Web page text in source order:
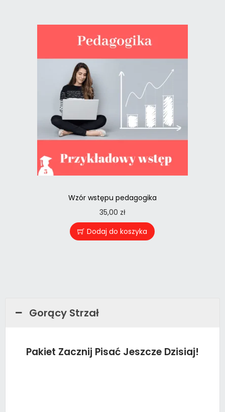
Wzór wstępu pedagogika
35,00 zł
Dodaj do koszyka
Gorący Strzał
Pakiet Zacznij Pisać Jeszcze Dzisiaj!